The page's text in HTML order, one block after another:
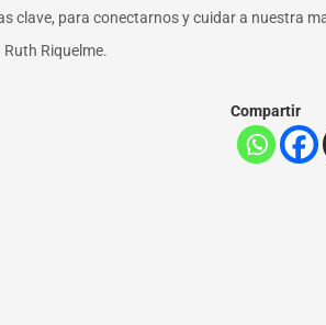
clave, para conectarnos y cuidar a nuestra
Riquelme.
Compartir